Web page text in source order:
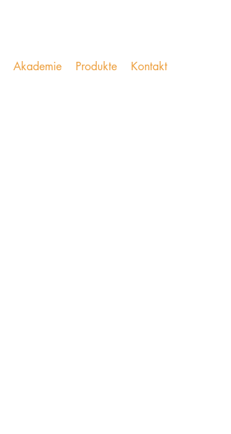
Akademie Produkte Kontakt